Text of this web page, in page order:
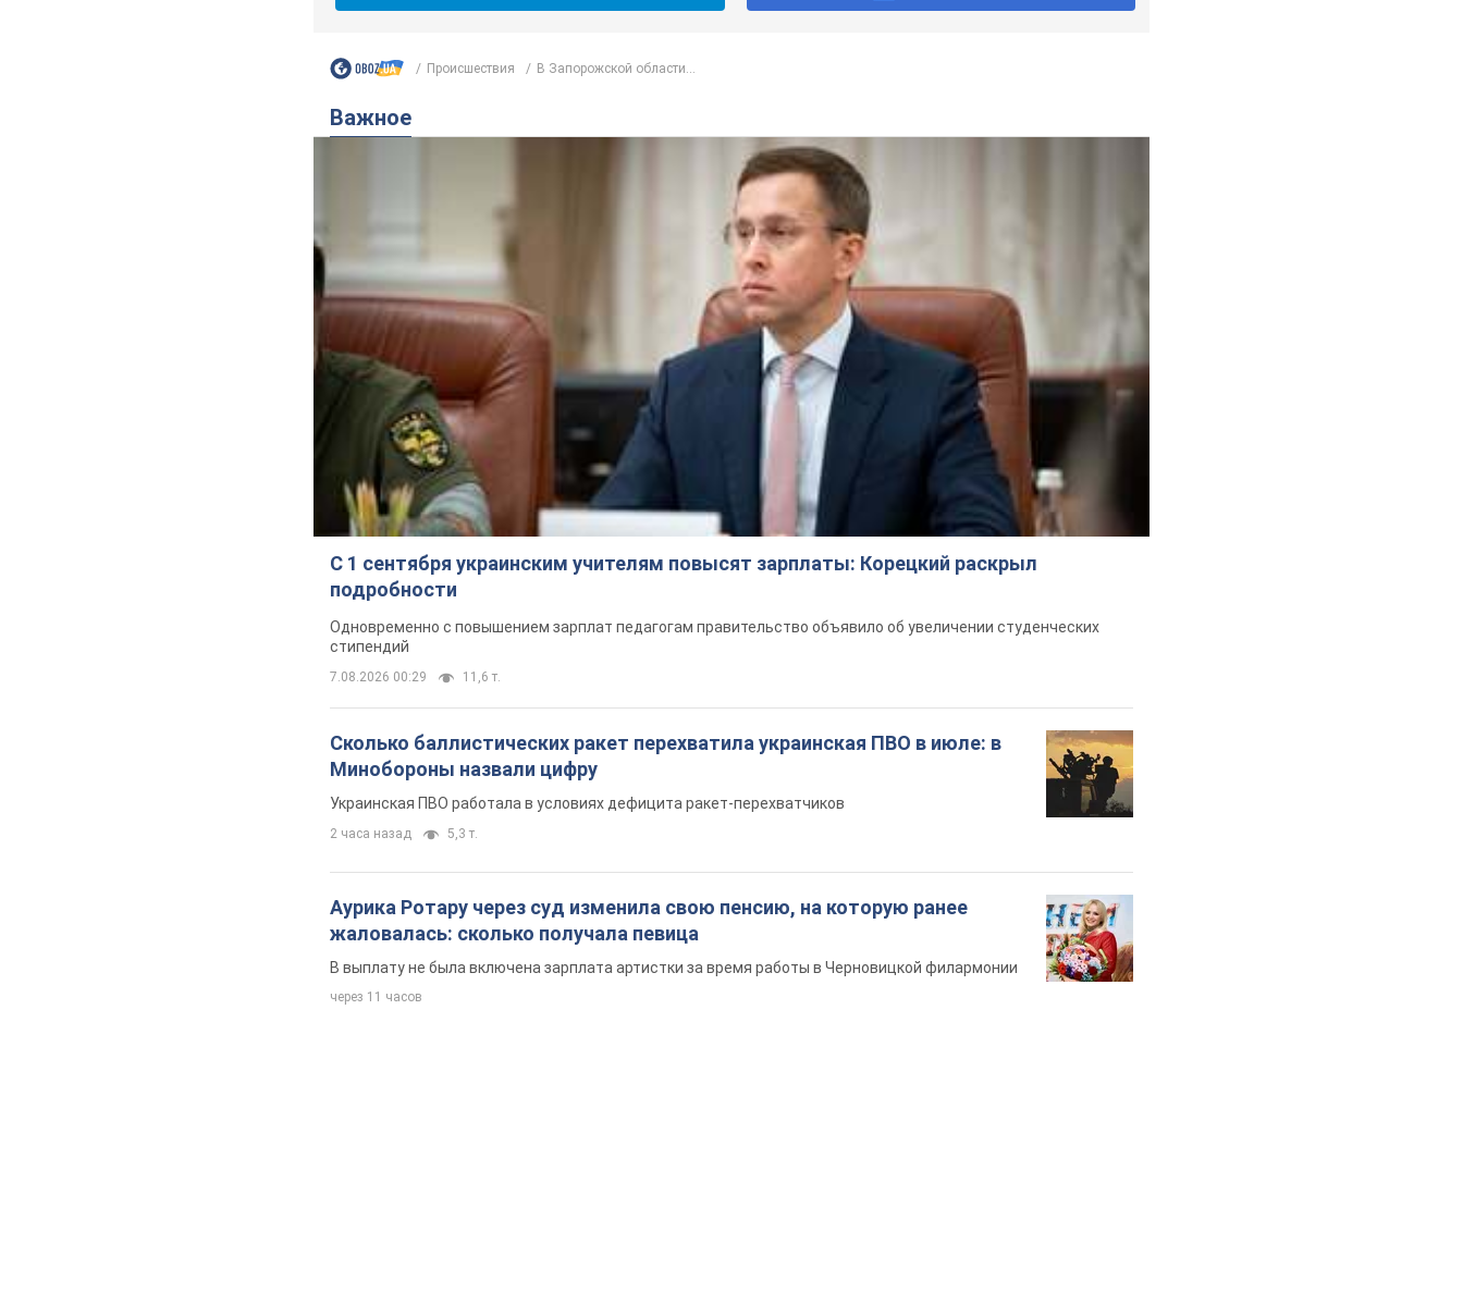
Происшествия В Запорожcкой области...
Важное
С 1 сентября украинским учителям повысят зарплаты: Корецкий раскрыл
подробности
Одновременно с повышением зарплат педагогам правительство объявило об увеличении студенческих
стипендий
7.08.2026 00:29 11,6 т.
Сколько баллистических ракет перехватила украинская ПВО в июле: в
Минобороны назвали цифру
Украинская ПВО работала в условиях дефицита ракет-перехватчиков
2 часа назад 5,3 т.
Аурика Ротару через суд изменила свою пенсию, на которую ранее
жаловалась: сколько получала певица
В выплату не была включена зарплата артистки за время работы в Черновицкой филармонии
через 11 часов